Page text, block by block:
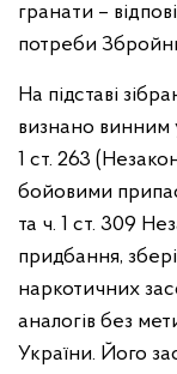
гранати –
потреби
На підставі
визнано винним
1 ст. 263
бойовими
та ч. 1 ст. 309
придбання,
наркотичних
аналогів без
України. Його